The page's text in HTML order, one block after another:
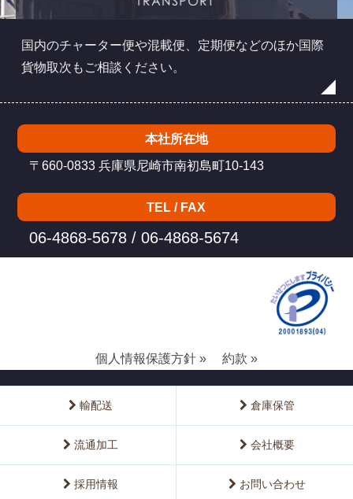
国内のチャーター便や混載便、定期便などのほか国際
貨物取次もご相談ください。
本社所在地
〒660-0833 兵庫県尼崎市南初島町10-143
TEL / FAX
06-4868-5678 / 06-4868-5674
個人情報保護方針 » 約款 »
輸配送 倉庫保管
流通加工 会社概要
採用情報 お問い合わせ